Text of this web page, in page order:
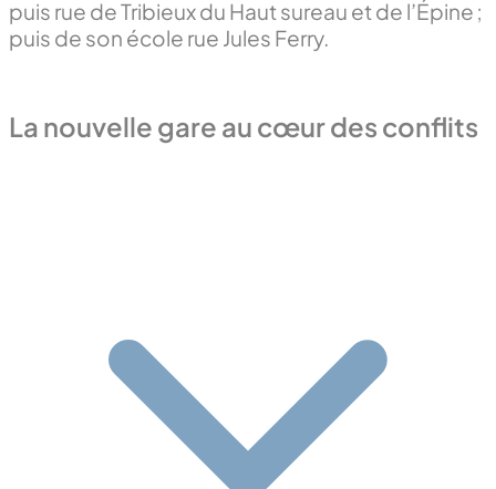
puis rue de Tribieux du Haut sureau et de l’Épine ;
puis de son école rue Jules Ferry.
La nouvelle gare au cœur des conflits